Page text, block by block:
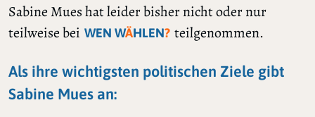
Sabine Mues hat leider bisher nicht oder nur
teilweise bei WEN WÄHLEN? teilgenommen.
Als ihre wichtigsten politischen Ziele gibt
Sabine Mues an: